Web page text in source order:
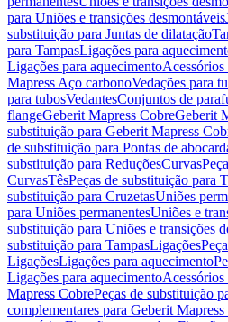
para Uniões e transições desmontáveis
substituição para Juntas de dilatação
para TampasLigações para
Ligações para aquecimento
Mapress Aço carbonoVedações para
para tubosVedantesConjuntos de
flangeGeberit Mapress CobreGeberit
substituição para Geberit Mapress
de substituição para Pontas de
substituição para ReduçõesCurvas
CurvasTêsPeças de substituição para
substituição para CruzetasUniões
para Uniões permanentesUniões e
substituição para Uniões e transições
substituição para TampasLigações
LigaçõesLigações para aquecimento
Ligações para aquecimento
Mapress CobrePeças de substituição
complementares para Geberit